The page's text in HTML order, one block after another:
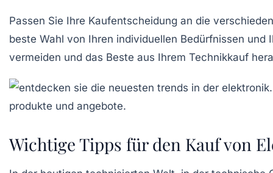
Passen Sie Ihre Kaufentscheidung an die
beste Wahl von Ihren individuellen Bedürfnissen
vermeiden und das Beste aus Ihrem Technikkauf
Wichtige Tipps für den Kauf von